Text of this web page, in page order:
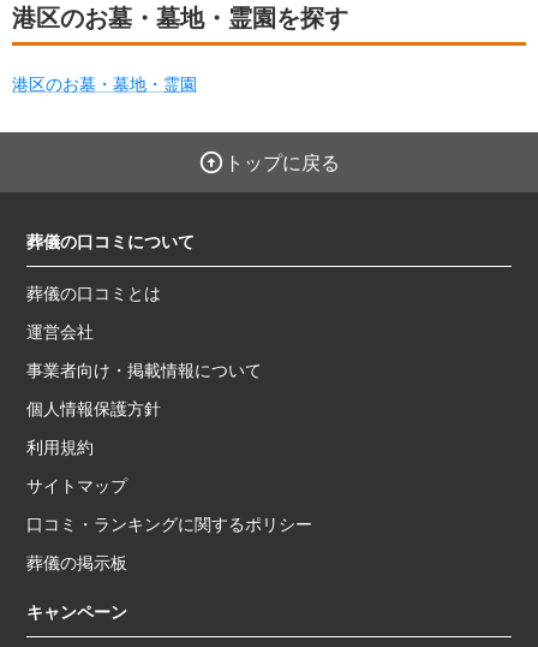
港区のお墓・墓地・霊園を探す
港区のお墓・墓地・霊園
トップに戻る
葬儀の口コミについて
葬儀の口コミとは
運営会社
事業者向け・掲載情報について
個人情報保護方針
利用規約
サイトマップ
口コミ・ランキングに関するポリシー
葬儀の掲示板
キャンペーン